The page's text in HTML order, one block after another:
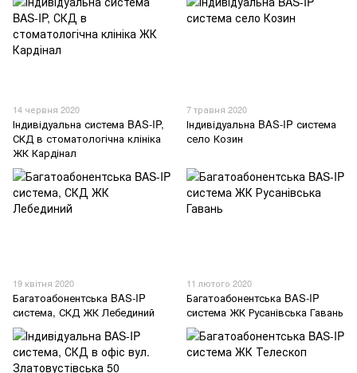
14 червня 2020
Індивідуальна система BAS-IP,
СКД в стоматологічна клініка
ЖК Кардінал
7 травня 2020
Індивідуальна BAS-IP система
село Козин
19 квітня 2020
Багатоабонентська BAS-IP
система, СКД ЖК Лебединий
11 лютого 2020
Багатоабонентська BAS-IP
система ЖК Русанівська Гавань